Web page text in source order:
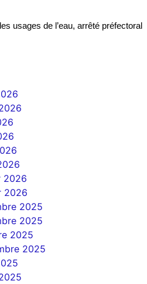
usages de l’eau, arrêté préfectoral
2026
2026
2025
2025
2025
2025